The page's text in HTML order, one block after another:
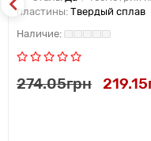
пластины: Твердый сплав
274.05грн